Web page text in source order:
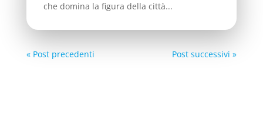
che domina la figura della città...
« Post precedenti Post successivi »